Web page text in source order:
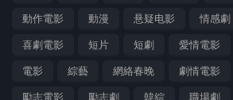
動作電影 動漫 悬疑电影 情感劇
喜劇電影 短片 短劇 愛情電影
電影 綜藝 網絡春晚 劇情電影
勵志電影 勵志劇 韓綜 職場劇